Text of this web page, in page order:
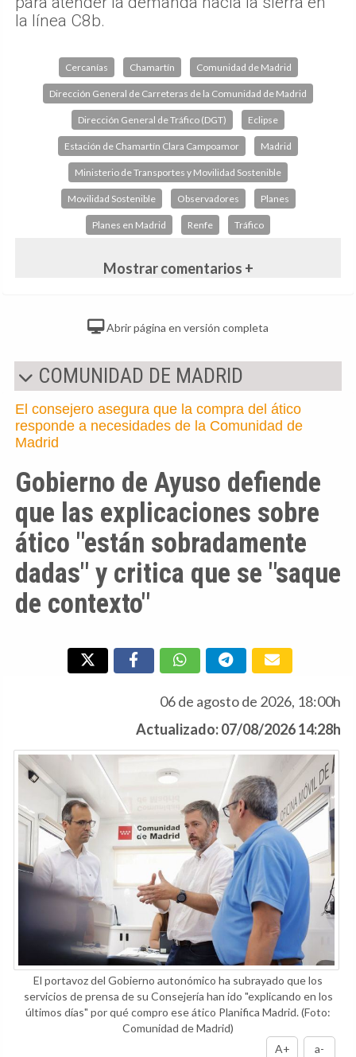
la línea C8b.
Cercanías Chamartín Comunidad de Madrid
Dirección General de Carreteras de la Comunidad de Madrid
Dirección General de Tráfico (DGT) Eclipse
Estación de Chamartín Clara Campoamor Madrid
Ministerio de Transportes y Movilidad Sostenible
Movilidad Sostenible Observadores Planes
Planes en Madrid Renfe Tráfico
Mostrar comentarios +
Abrir página en versión completa
COMUNIDAD DE MADRID
El consejero asegura que la compra del ático
responde a necesidades de la Comunidad de
Madrid
Gobierno de Ayuso defiende
que las explicaciones sobre
ático "están sobradamente
dadas" y critica que se "saque
de contexto"
06 de agosto de 2026, 18:00h
Actualizado: 07/08/2026 14:28h
El portavoz del Gobierno autonómico ha subrayado que los
servicios de prensa de su Consejería han ido "explicando en los
últimos días" por qué compro ese ático Planifica Madrid.(Foto:
Comunidad de Madrid)
A+
a-